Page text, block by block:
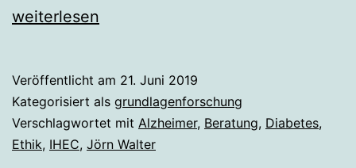
weiterlesen
Veröffentlicht am 21. Juni 2019
Kategorisiert als grundlagenforschung
Verschlagwortet mit Alzheimer, Beratung, Diabetes,
Ethik, IHEC, Jörn Walter